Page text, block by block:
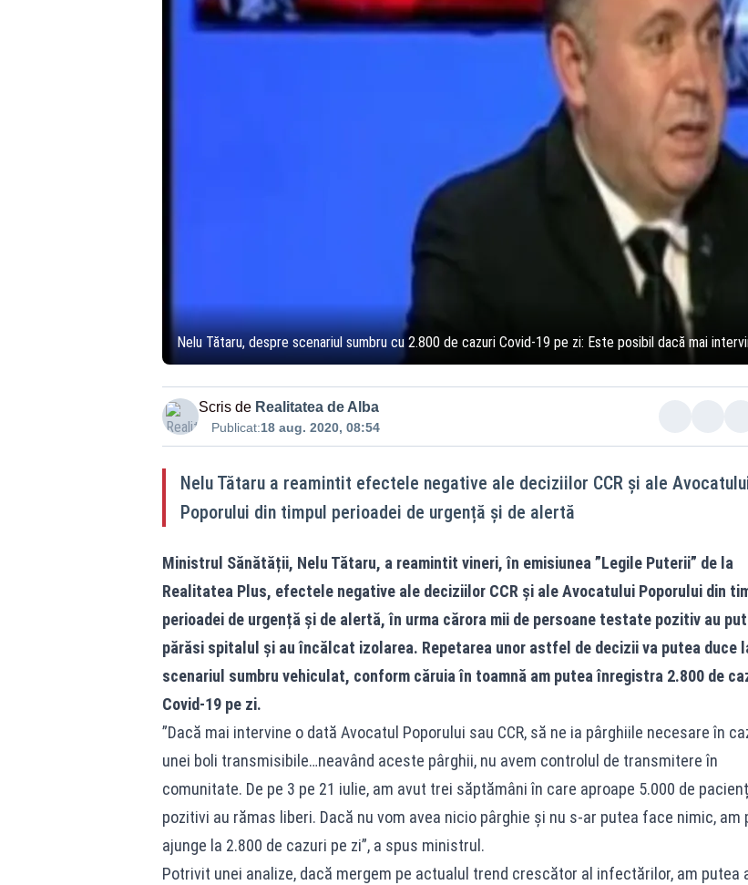
Nelu Tătaru, despre scenariul sumbru cu 2.800 de cazuri Covid-19 pe zi: Este posibil dacă mai
Scris de Realitatea de Alba
Publicat:18 aug. 2020, 08:54
Nelu Tătaru a reamintit efectele negative ale deciziilor CCR și ale
Poporului din timpul perioadei de urgență și de alertă
Ministrul Sănătății, Nelu Tătaru, a reamintit vineri, în emisiunea ”Legile Puterii” de la
Realitatea Plus, efectele negative ale deciziilor CCR și ale Avocatului Poporului din
perioadei de urgență și de alertă, în urma cărora mii de persoane testate pozitiv au
părăsi spitalul și au încălcat izolarea. Repetarea unor astfel de decizii va putea duce
scenariul sumbru vehiculat, conform căruia în toamnă am putea înregistra 2.800 de
Covid-19 pe zi.
”Dacă mai intervine o dată Avocatul Poporului sau CCR, să ne ia pârghiile necesare în
unei boli transmisibile…neavând aceste pârghii, nu avem controlul de transmitere în
comunitate. De pe 3 pe 21 iulie, am avut trei săptămâni în care aproape 5.000 de
pozitivi au rămas liberi. Dacă nu vom avea nicio pârghie și nu s-ar putea face nimic, am
ajunge la 2.800 de cazuri pe zi”, a spus ministrul.
Potrivit unei analize, dacă mergem pe actualul trend crescător al infectărilor, am putea